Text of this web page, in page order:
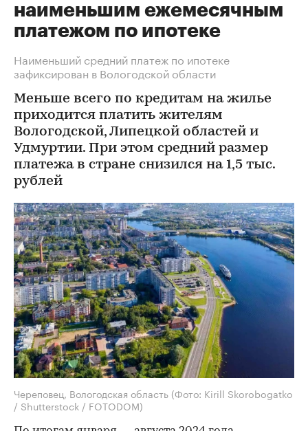
наименьшим ежемесячным
платежом по ипотеке
Наименьший средний платеж по ипотеке
зафиксирован в Вологодской области
Меньше всего по кредитам на жилье
приходится платить жителям
Вологодской, Липецкой областей и
Удмуртии. При этом средний размер
платежа в стране снизился на 1,5 тыс.
рублей
Череповец, Вологодская область (Фото: Kirill Skorobogatko
/ Shutterstock / FOTODOM)